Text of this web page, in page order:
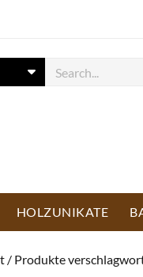
HOLZUNIKATE
/ Produkte